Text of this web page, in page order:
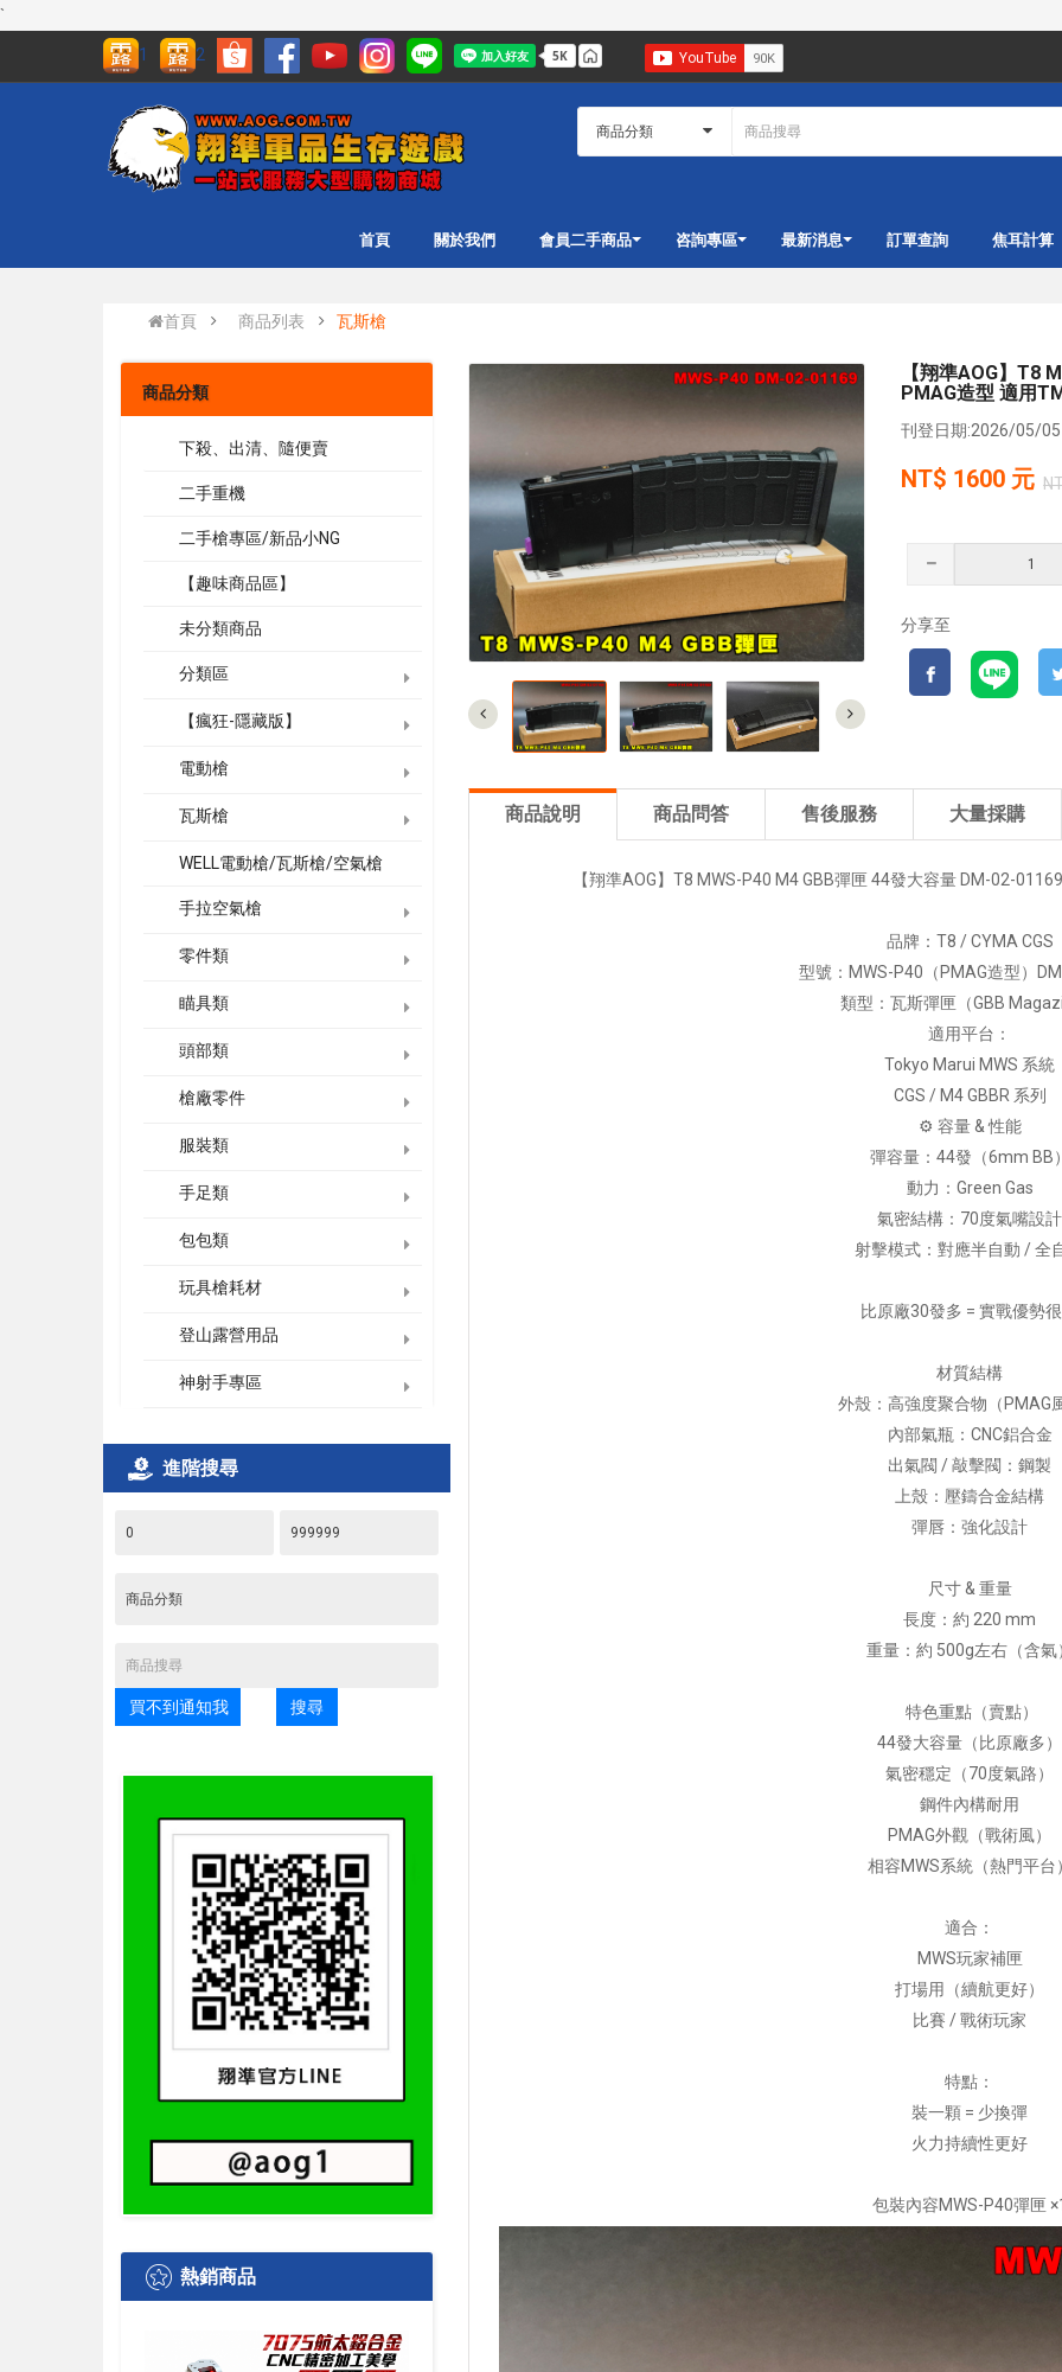
`
1 2
首頁 關於我們 會員二手商品 咨詢專區 最新消息 訂單查詢 焦耳計算
首頁 商品列表 瓦斯槍
商品分類
下殺、出清、隨便賣
二手重機
二手槍專區/新品小NG
【趣味商品區】
未分類商品
分類區
【瘋狂-隱藏版】
電動槍
瓦斯槍
WELL電動槍/瓦斯槍/空氣槍
手拉空氣槍
零件類
瞄具類
頭部類
槍廠零件
服裝類
手足類
包包類
玩具槍耗材
登山露營用品
神射手專區
進階搜尋
買不到通知我 搜尋
熱銷商品
【翔準AOG】T8
PMAG造型 適用
刊登日期:2026/05/05
NT$ 1600 元
分享至
商品說明 商品問答 售後服務 大量採購
【翔準AOG】T8 MWS-P40 M4 GBB彈匣 44發大容量 DM-02-
品牌：T8 / CYMA CGS
型號：MWS-P40（PMAG造型）
類型：瓦斯彈匣（GBB
適用平台：
Tokyo Marui MWS 系統
CGS / M4 GBBR 系列
⚙️ 容量 & 性能
彈容量：44發（6mm BB）
動力：Green Gas
氣密結構：70度氣嘴設計
射擊模式：對應半自動 / 全
比原廠30發多 = 實戰優勢
材質結構
外殼：高強度聚合物（PMAG
內部氣瓶：CNC鋁合金
出氣閥 / 敲擊閥：鋼製
上殼：壓鑄合金結構
彈唇：強化設計
尺寸 & 重量
長度：約 220 mm
重量：約 500g左右（含氣
特色重點（賣點）
44發大容量（比原廠多）
氣密穩定（70度氣路）
鋼件內構耐用
PMAG外觀（戰術風）
相容MWS系統（熱門平台）
適合：
MWS玩家補匣
打場用（續航更好）
比賽 / 戰術玩家
特點：
裝一顆 = 少換彈
火力持續性更好
包裝內容MWS-P40彈匣 ×1